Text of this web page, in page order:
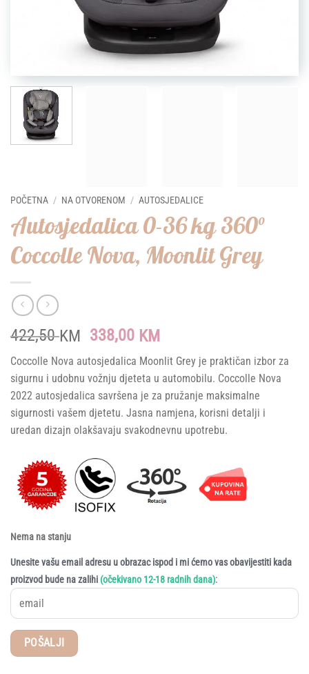
POČETNA / NA OTVORENOM / AUTOSJEDALICE
Autosjedalica 0-36 kg 360°
Coccolle Nova, Moonlit Grey
422,50KM Original
was:
422,50 KM.
338,00 KMCurrent
is:
338,00 KM.
Coccolle Nova autosjedalica Moonlit Grey je praktičan izbor za
sigurnu i udobnu vožnju djeteta u automobilu. Coccolle Nova
2022 autosjedalica savršena je za pružanje maksimalne
sigurnosti vašem djetetu. Jasna namjena, korisni detalji i
uredan dizajn olakšavaju svakodnevnu upotrebu.
Nema na stanju
Unesite vašu email adresu u obrazac ispod i mi ćemo vas obavijestiti kada
proizvod bude na zalihi (očekivano 12-18 radnih dana):